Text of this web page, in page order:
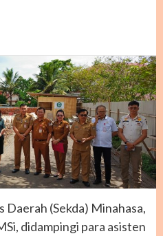
Daerah (Sekda) Minahasa,
didampingi para asisten